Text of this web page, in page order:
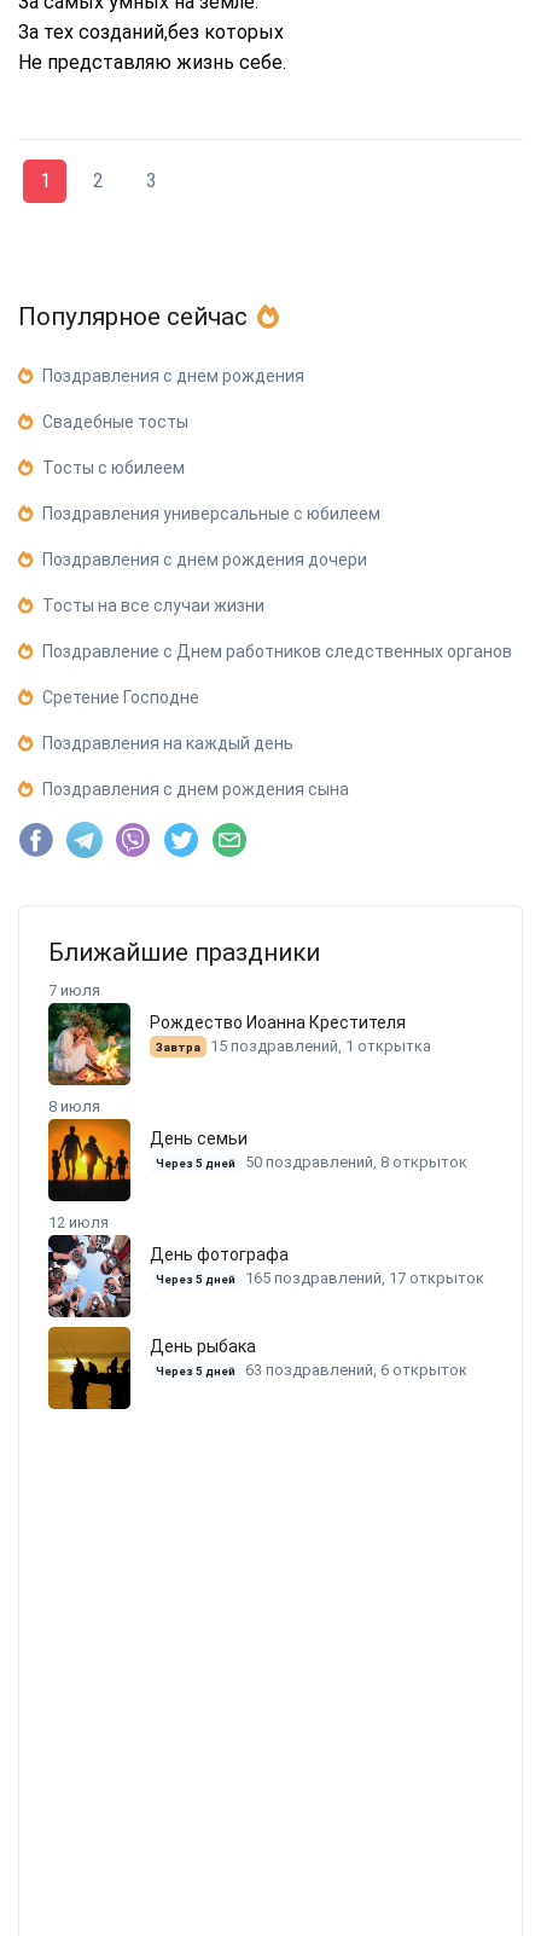
За тех созданий,без которых
Не представляю жизнь себе.
1 2 3
Популярное сейчас
Поздравления с днем рождения
Свадебные тосты
Тосты с юбилеем
Поздравления универсальные с юбилеем
Поздравления с днем рождения дочери
Тосты на все случаи жизни
Поздравление с Днем работников следственных органов
Сретение Господне
Поздравления на каждый день
Поздравления с днем рождения сына
Ближайшие праздники
7 июля
Рождество Иоанна Крестителя
Завтра 15 поздравлений, 1 открытка
8 июля
День семьи
Через 5 дней 50 поздравлений, 8 открыток
12 июля
День фотографа
Через 5 дней 165 поздравлений, 17 открыток
День рыбака
Через 5 дней 63 поздравлений, 6 открыток